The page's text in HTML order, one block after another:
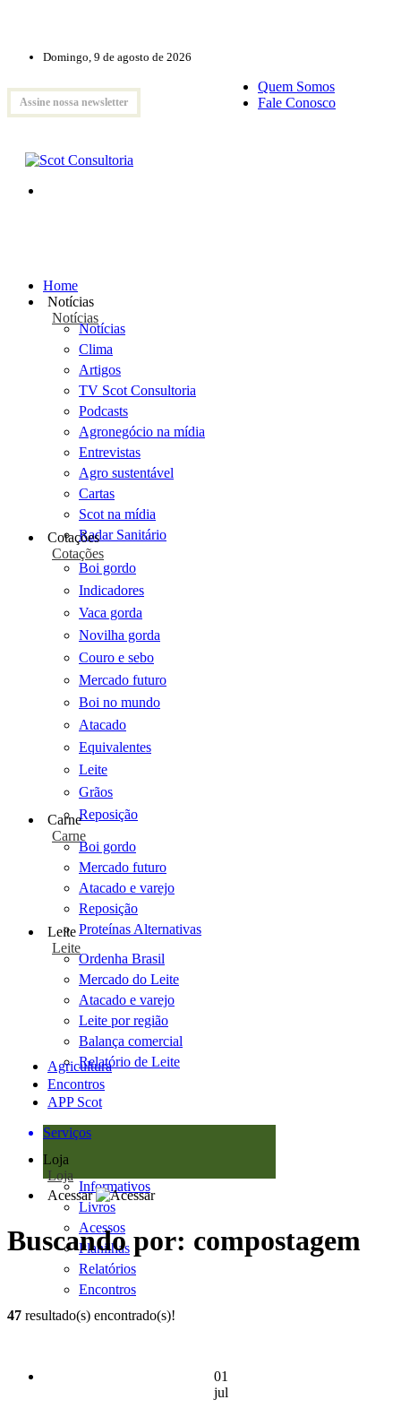
Domingo, 9 de agosto de 2026
Assine nossa newsletter
Quem Somos
Fale Conosco
Home
Notícias
Notícias
Notícias
Clima
Artigos
TV Scot Consultoria
Podcasts
Agronegócio na mídia
Entrevistas
Agro sustentável
Cartas
Scot na mídia
Radar Sanitário
Cotações
Cotações
Boi gordo
Indicadores
Vaca gorda
Novilha gorda
Couro e sebo
Mercado futuro
Boi no mundo
Atacado
Equivalentes
Leite
Grãos
Reposição
Carne
Carne
Boi gordo
Mercado futuro
Atacado e varejo
Reposição
Proteínas Alternativas
Leite
Leite
Ordenha Brasil
Mercado do Leite
Atacado e varejo
Leite por região
Balança comercial
Relatório de Leite
Agricultura
Encontros
APP Scot
Serviços
Loja
Loja
Informativos
Livros
Acessos
Planilhas
Relatórios
Encontros
Acessar
Buscando por: compostagem
47 resultado(s) encontrado(s)!
01
jul